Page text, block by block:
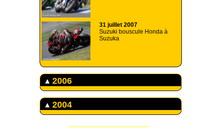
31 juillet 2007
Suzuki bouscule Honda à
Suzuka
2006
2004